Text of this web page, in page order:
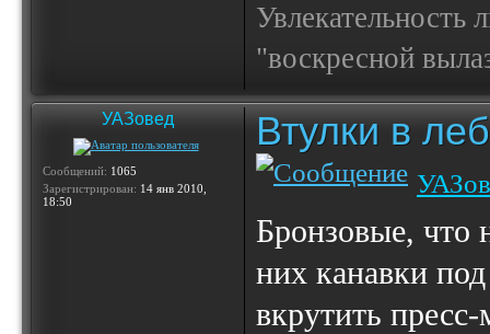
Увлекательность
"воскресной
УАЗовед
Сообщений: 1065
Зарегистрирован: 14 янв 2010,
18:50
Втулки в
Бронзовые, что
них канавки
вкрутить